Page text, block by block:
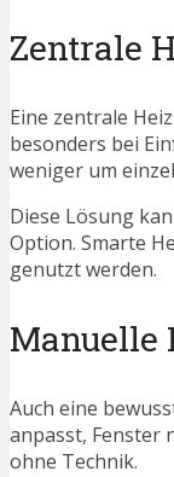
Zentrale
Eine zentrale
besonders bei
weniger um
Diese Lösung
Option. Smarte
genutzt werden.
Manuelle
Auch eine
anpasst, Fenster
ohne Technik.